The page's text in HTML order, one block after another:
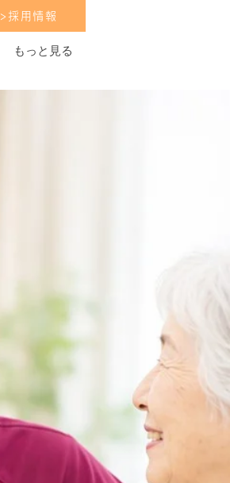
もっと見る
>採用情報